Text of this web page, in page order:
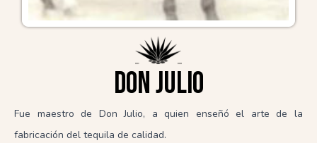
Don julio
Fue maestro de Don Julio, a quien enseñó el arte de la
fabricación del tequila de calidad.